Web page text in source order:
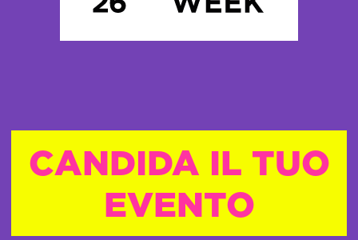
CANDIDA IL TUO
EVENTO